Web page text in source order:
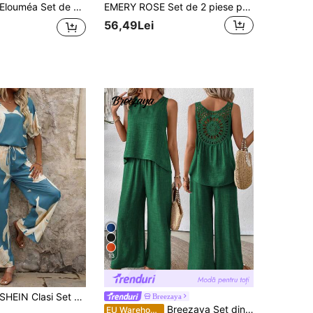
Elouméa Set de 2 piese de vară, casual, culoare solidă, cu talie și șnur, cămașă și pantaloni EMERY ROSE Set de 2 piese pentru femei, top fără mâneci și pantaloni, cu imprimeu dungat albastru și alb
56,49Lei
SHEIN Clasi Set casual de 2 piese pentru femei, cu top cu guler în V, mânecă scurtă și pantaloni, cu imprimeu floral
13
Breezaya
EU Warehouse Breezaya Set din două piese, cu gât rotund, din dantelă, cu îmbinare, fără mâneci și pantaloni lungi